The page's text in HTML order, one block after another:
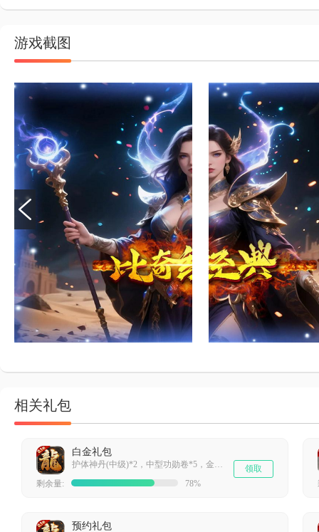
游戏截图
相关礼包
白金礼包
护体神丹(中级)*2，中型功勋卷*5，金砖(中)*5，二级宝石宝箱*3
剩余量:
78%
领取
预约礼包